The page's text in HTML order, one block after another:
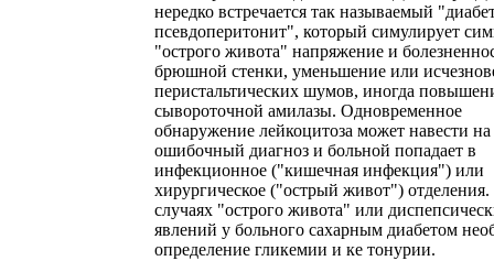
нередко встречается так называемый
псевдоперитонит", который симулирует
"острого живота" напряжение и
брюшной стенки, уменьшение или
перистальтических шумов, иногда
сывороточной амилазы. Одновременное
обнаружение лейкоцитоза может навести на
ошибочный диагноз и больной попадает в
инфекционное ("кишечная инфекция") или
хирургическое ("острый живот")
случаях "острого живота" или
явлений у больного сахарным диабетом
определение гликемии и ке тонурии.